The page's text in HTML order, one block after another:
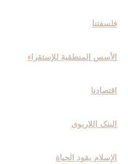
فلسفتنا
الأسس المنطقیة للإستقراء
اقتصادنا
البنک اللاربوی
الإسلام یقود الحیاة